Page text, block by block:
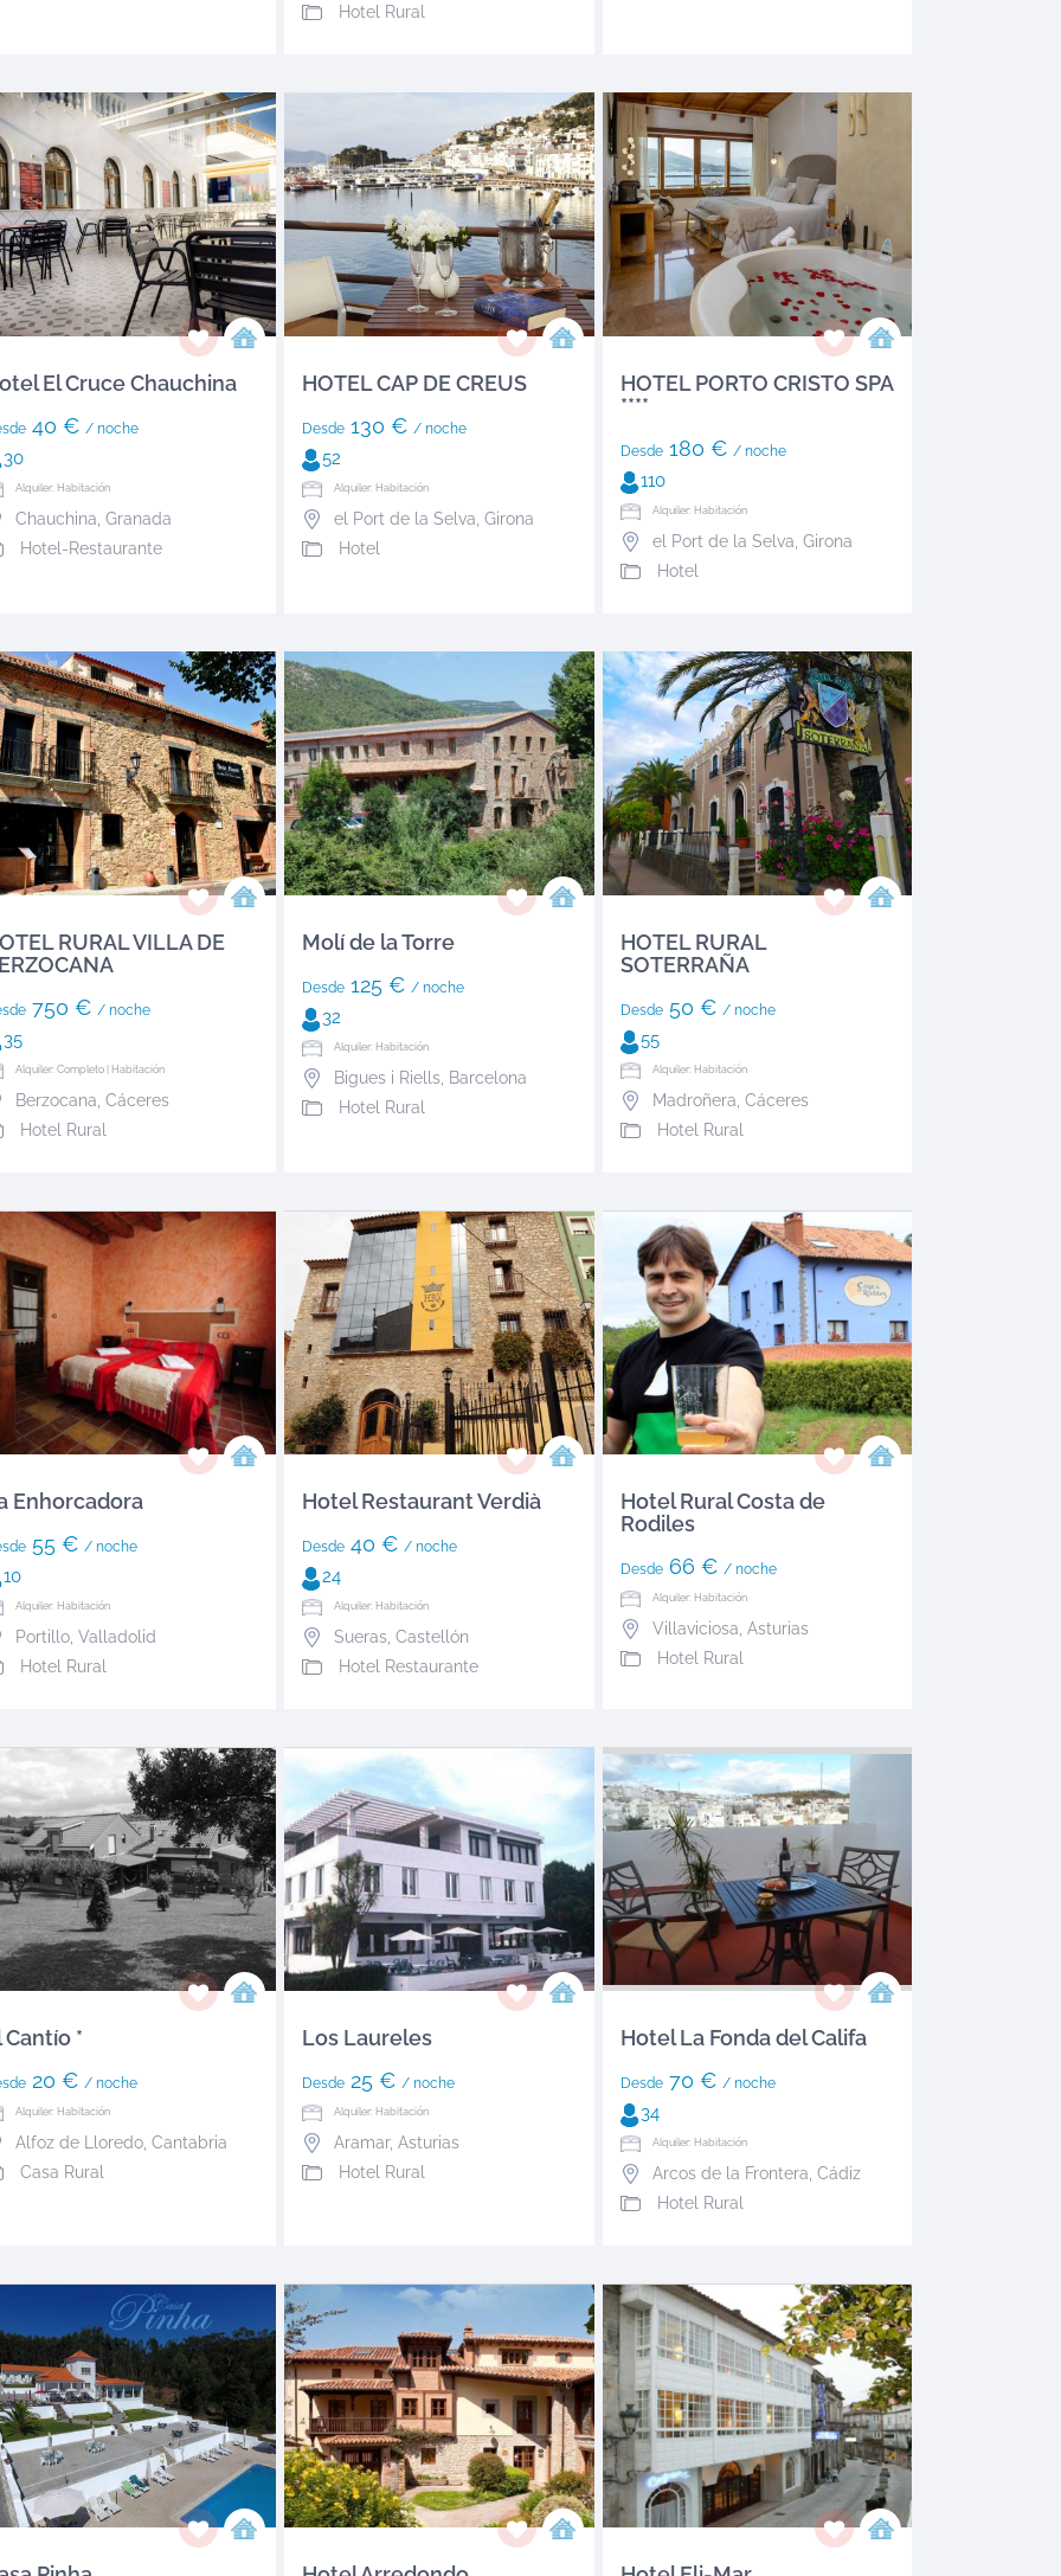
Hotel Rural
El Cruce Chauchina
40 € / noche
30
Alquiler: Habitación
Chauchina Granada
Hotel-Restaurante
HOTEL CAP DE CREUS
Desde130 € / noche
52
Alquiler: Habitación
el Port de la Selva Girona
Hotel
HOTEL PORTO CRISTO SPA
****
Desde180 € / noche
110
Alquiler: Habitación
el Port de la Selva Girona
Hotel
RURAL VILLA DE
750 € / noche
35
Alquiler: Completo | Habitación
Berzocana Cáceres
Hotel Rural
Molí de la Torre
Desde125 € / noche
32
Alquiler: Habitación
Bigues i Riells, Barcelona
Hotel Rural
HOTEL RURAL
SOTERRAÑA
Desde50 € / noche
55
Alquiler: Habitación
Madroñera Cáceres
Hotel Rural
Enhorcadora
55 € / noche
10
Alquiler: Habitación
Portillo Valladolid
Hotel Rural
Hotel Restaurant Verdià
Desde40 € / noche
24
Alquiler: Habitación
Sueras, Castellón
Hotel Restaurante
Hotel Rural Costa de
Rodiles
Desde66 € / noche
Alquiler: Habitación
Villaviciosa Asturias
Hotel Rural
Cantío *
20 € / noche
Alquiler: Habitación
Alfoz de Lloredo Cantabria
Casa Rural
Los Laureles
Desde25 € / noche
Alquiler: Habitación
Aramar, Asturias
Hotel Rural
Hotel La Fonda del Califa
Desde70 € / noche
34
Alquiler: Habitación
Arcos de la Frontera Cádiz
Hotel Rural